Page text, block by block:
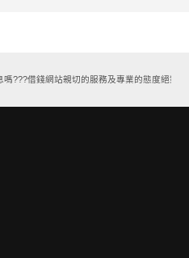
???借錢網站親切的服務及專業的態度絕對